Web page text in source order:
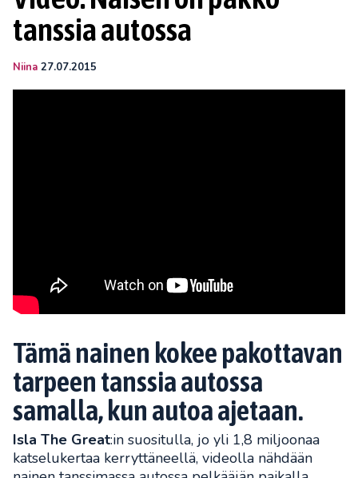
tanssia autossa
Niina 27.07.2015
Tämä nainen kokee pakottavan
tarpeen tanssia autossa
samalla, kun autoa ajetaan.
Isla The Great:in suositulla, jo yli 1,8 miljoonaa
katselukertaa kerryttäneellä, videolla nähdään